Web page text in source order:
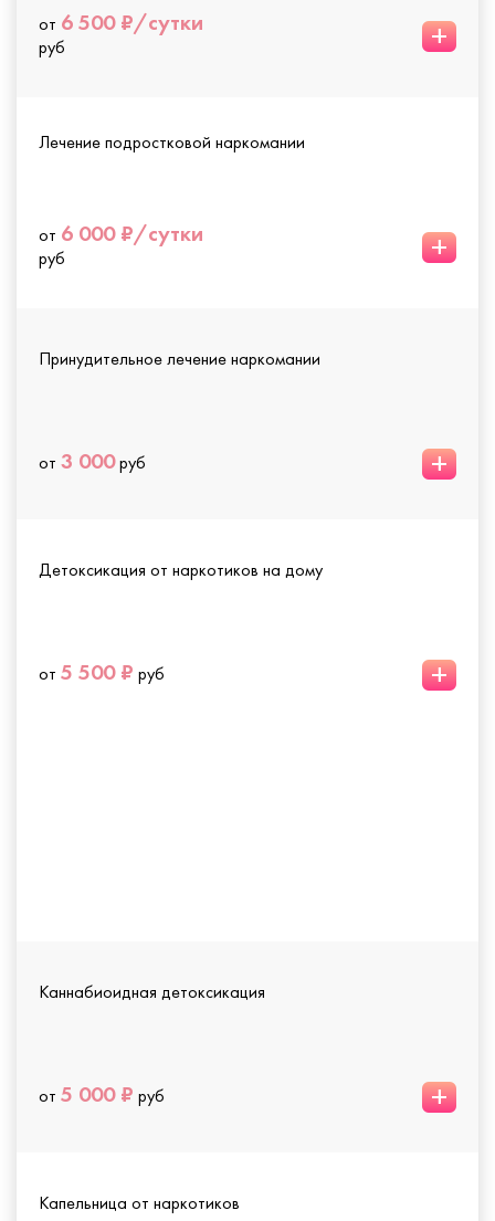
от 6 500 ₽/сутки
руб +
Лечение подростковой наркомании
от 6 000 ₽/сутки
руб +
Принудительное лечение наркомании
от 3 000руб +
Детоксикация от наркотиков на дому
от 5 500 ₽ руб +
Каннабиоидная детоксикация
от 5 000 ₽ руб +
Капельница от наркотиков